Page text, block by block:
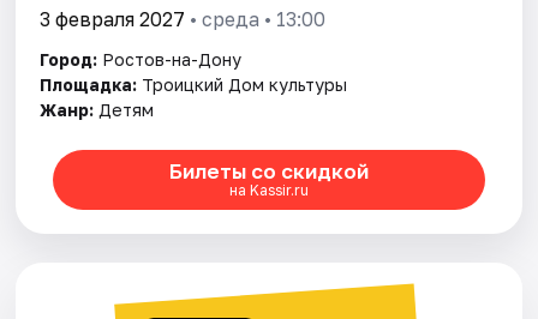
Рейтинги
3 февраля 2027 • среда • 13:00
Город: Ростов-на-Дону
Площадка: Троицкий Дом культуры
Жанр: Детям
Билеты со скидкой
на Kassir.ru